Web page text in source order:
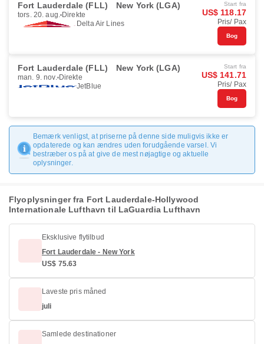
Fort Lauderdale (FLL) New York (LGA)
tors. 20. aug. Direkte
Delta Air Lines
Start fra
US$ 118.17
Pris/ Pax
Bog
Fort Lauderdale (FLL) New York (LGA)
man. 9. nov. Direkte
JetBlue
Start fra
US$ 141.71
Pris/ Pax
Bog
Bemærk venligst, at priserne på denne side muligvis ikke er
opdaterede og kan ændres uden forudgående varsel. Vi
bestræber os på at give de mest nøjagtige og aktuelle
oplysninger.
Flyoplysninger fra Fort Lauderdale-Hollywood
Internationale Lufthavn til LaGuardia Lufthavn
Eksklusive flytilbud
Fort Lauderdale - New York
US$ 75.63
Laveste pris måned
juli
Samlede destinationer